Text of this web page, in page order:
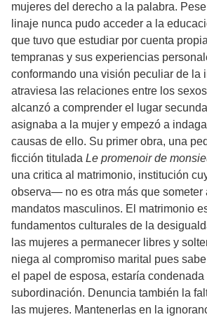
mujeres del derecho a la palabra.
linaje nunca pudo acceder a la
que tuvo que estudiar por cuenta
tempranas y sus experiencias
conformando una visión peculiar de la
atraviesa las relaciones entre los
alcanzó a comprender el lugar
asignaba a la mujer y empezó a
causas de ello. Su primer obra, una
ficción titulada Le promenoir de
una critica al matrimonio, institución
observa— no es otra más que someter
mandatos masculinos. El matrimonio
fundamentos culturales de la
las mujeres a permanecer libres y
niega al compromiso marital pues
el papel de esposa, estaría
subordinación. Denuncia también la
las mujeres. Mantenerlas en la